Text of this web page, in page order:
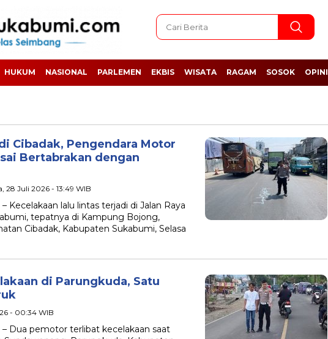
HUKUM NASIONAL PARLEMEN EKBIS WISATA RAGAM SOSOK OPINI
Cibadak, Pengendara Motor
Bertabrakan dengan
28 Juli 2026 - 13:49 WIB
Kecelakaan lalu lintas terjadi di Jalan Raya
tepatnya di Kampung Bojong,
Cibadak, Kabupaten Sukabumi, Selasa
di Parungkuda, Satu
- 00:34 WIB
Dua pemotor terlibat kecelakaan saat